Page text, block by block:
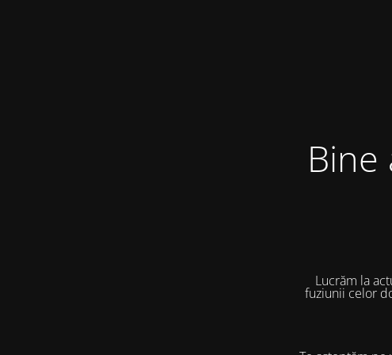
Lucrăm la
fuziunii celor